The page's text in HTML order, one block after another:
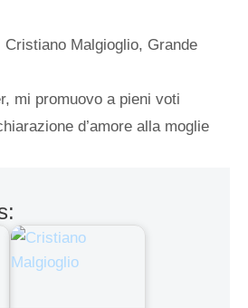
Cristiano Malgioglio, Grande
mi promuovo a pieni voti
d’amore alla moglie